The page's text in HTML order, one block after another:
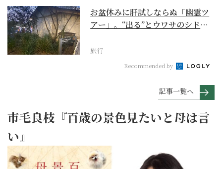
お盆休みに肝試しならぬ「幽霊ツ
アー」。“出る”とウワサのシドニ
旅行
Recommended by
記事一覧へ
市毛良枝『百歳の景色見たいと母は言
い』